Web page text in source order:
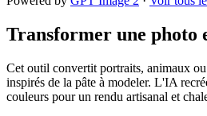
Transformer une photo
Cet outil convertit portraits, animaux
inspirés de la pâte à modeler. L'IA
couleurs pour un rendu artisanal et